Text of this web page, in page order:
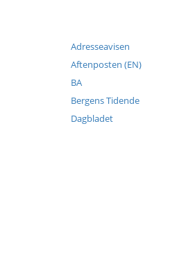
Adresseavisen
Aftenposten (EN)
BA
Bergens Tidende
Dagbladet